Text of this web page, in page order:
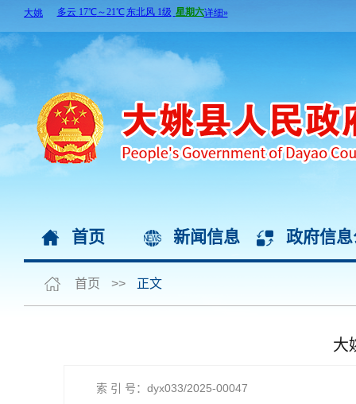
首页 新闻信息 政府信
首页 >> 正文
大
索 引 号：dyx033/2025-00047